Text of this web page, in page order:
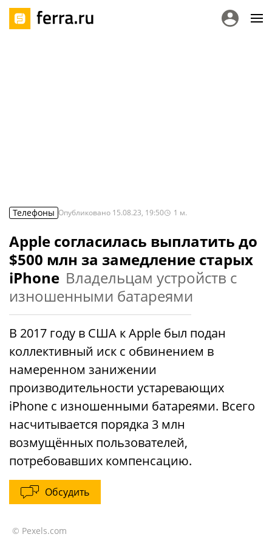
Телефоны Опубликовано 15.08.23, 19:50 1 м.
Apple согласилась выплатить до
$500 млн за замедление старых
iPhone Владельцам устройств с
изношенными батареями
В 2017 году в США к Apple был подан
коллективный иск с обвинением в
намеренном занижении
производительности устаревающих
iPhone с изношенными батареями. Всего
насчитывается порядка 3 млн
возмущённых пользователей,
потребовавших компенсацию.
Обсудить
© Pexels.com